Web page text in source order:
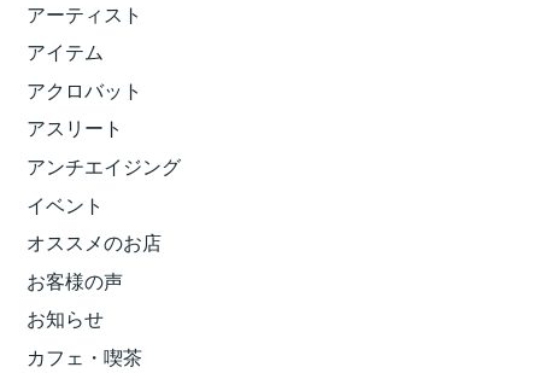
アーティスト
アイテム
アクロバット
アスリート
アンチエイジング
イベント
オススメのお店
お客様の声
お知らせ
カフェ・喫茶